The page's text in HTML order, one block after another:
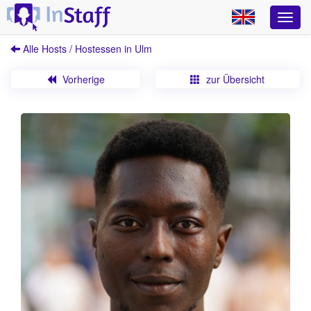
Alle Hosts / Hostessen in Ulm
Vorherige zur Übersicht